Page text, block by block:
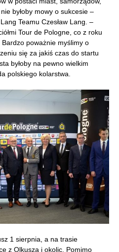
byłoby mowy o sukcesie –
Teamu Czesław Lang. –
Tour de Pologne, co z roku
poważnie myślimy o
się za jakiś czas do startu
byłoby na pewno wielkim
polskiego kolarstwa.
1 sierpnia, a na trasie
z Olkusza i okolic. Pomimo